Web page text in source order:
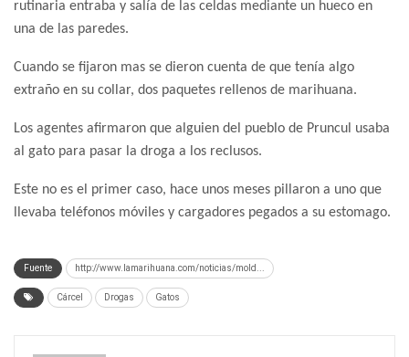
rutinaria entraba y salía de las celdas mediante un hueco en
una de las paredes.
Cuando se fijaron mas se dieron cuenta de que tenía algo
extraño en su collar, dos paquetes rellenos de marihuana.
Los agentes afirmaron que alguien del pueblo de Pruncul usaba
al gato para pasar la droga a los reclusos.
Este no es el primer caso, hace unos meses pillaron a uno que
llevaba teléfonos móviles y cargadores pegados a su estomago.
Fuente http://www.lamarihuana.com/noticias/mold...
Cárcel Drogas Gatos